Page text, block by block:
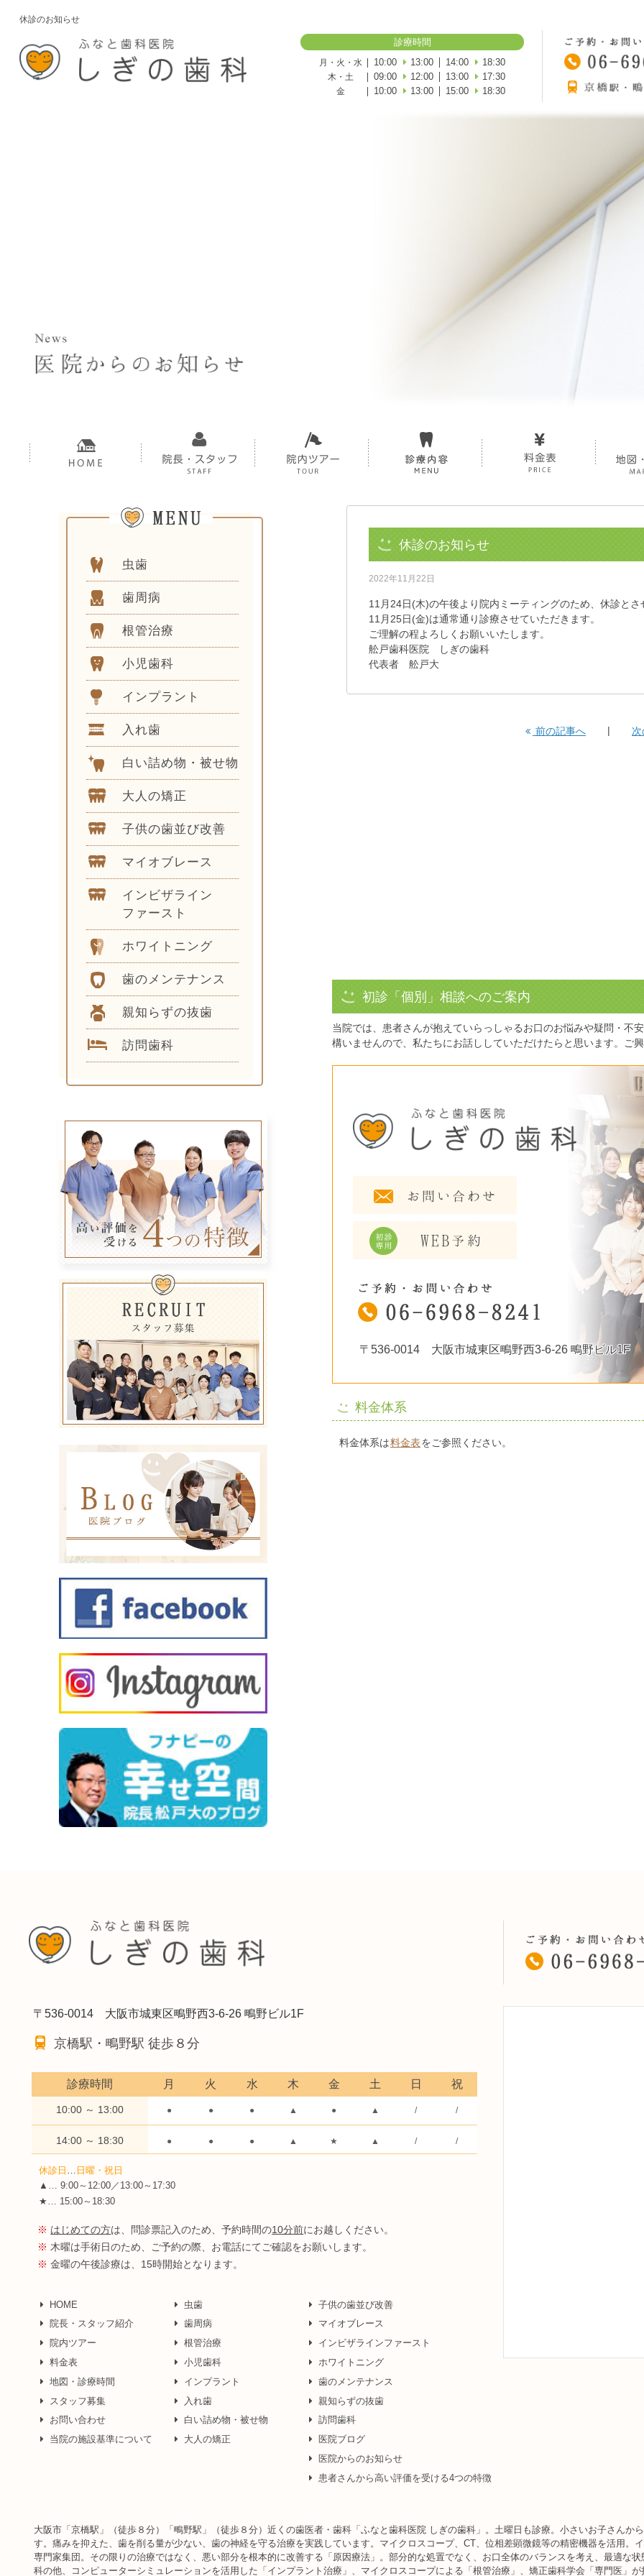
休診のお知らせ
診療時間
月・火・水 10:00 13:00 14:00 18:30
木・土 09:00 12:00 13:00 17:30
金 10:00 13:00 15:00 18:30
虫歯
歯周病
根管治療
小児歯科
インプラント
入れ歯
白い詰め物・被せ物
大人の矯正
子供の歯並び改善
マイオブレース
インビザライン
ファースト
ホワイトニング
歯のメンテナンス
親知らずの抜歯
訪問歯科
休診のお知らせ
2022年11月22日
11月24日(木)の午後より院内ミーティングのため、休診と
11月25日(金)は通常通り診療させていただきます。
ご理解の程よろしくお願いいたします。
舩戸歯科医院 しぎの歯科
代表者 舩戸大
前の記事へ
初診「個別」相談へのご案内
当院では、患者さんが抱えていらっしゃるお口のお悩みや疑問・不
構いませんので、私たちにお話ししていただけたらと思います。ご
〒536-0014 大阪市城東区鴫野西3-6-26 鴫野ビル1F
料金体系
料金体系は料金表をご参照ください。
〒536-0014 大阪市城東区鴫野西3-6-26 鴫野ビル1F
京橋駅・鴫野駅 徒歩８分
診療時間 月 火 水 木 金 土 日 祝
10:00 ～ 13:00 ● ● ● ▲ ● ▲ / /
14:00 ～ 18:30 ● ● ● ▲ ★ ▲ / /
休診日
日曜・祝日
▲… 9:00～12:00／13:00～17:30
★… 15:00～18:30
※ はじめての方は、問診票記入のため、予約時間の10分前にお越しください。
※ 木曜は手術日のため、ご予約の際、お電話にてご確認をお願いします。
※ 金曜の午後診療は、15時開始となります。
HOME
院長・スタッフ紹介
院内ツアー
料金表
地図・診療時間
スタッフ募集
お問い合わせ
当院の施設基準について
虫歯
歯周病
根管治療
小児歯科
インプラント
入れ歯
白い詰め物・被せ物
大人の矯正
子供の歯並び改善
マイオブレース
インビザラインファースト
ホワイトニング
歯のメンテナンス
親知らずの抜歯
訪問歯科
医院ブログ
医院からのお知らせ
患者さんから高い評価を受ける4つの特徴
大阪市「京橋駅」（徒歩８分）「鴫野駅」（徒歩８分）近くの歯医者・歯科「ふなと歯科医院 しぎの歯科」。土曜日も診療。小さいお子さんか
す。痛みを抑えた、歯を削る量が少ない、歯の神経を守る治療を実践しています。マイクロスコープ、CT、位相差顕微鏡等の精密機器を活用。
専門家集団。その限りの治療ではなく、悪い部分を根本的に改善する「原因療法」。部分的な処置でなく、お口全体のバランスを考え、最適な
科の他、コンピューターシミュレーションを活用した「インプラント治療」、マイクロスコープによる「根管治療」、矯正歯科学会「専門医」